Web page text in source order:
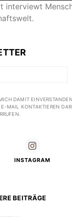
interviewt
DAMIT
E-MAIL KONTAKTIEREN
INSTAGRAM
BEITRÄGE